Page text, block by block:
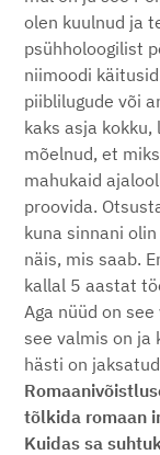
olen kuulnud ja
psühholoogilist
niimoodi
piiblilugude või
kaks asja
mõelnud, et
mahukaid
proovida.
kuna sinnani
näis, mis saab.
kallal 5 aastat
Aga nüüd on
see valmis on ja
hästi on
tõlkida romaan
Kuidas sa